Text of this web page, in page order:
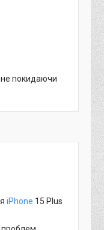
не покидаючи
iPhone 15 Plus